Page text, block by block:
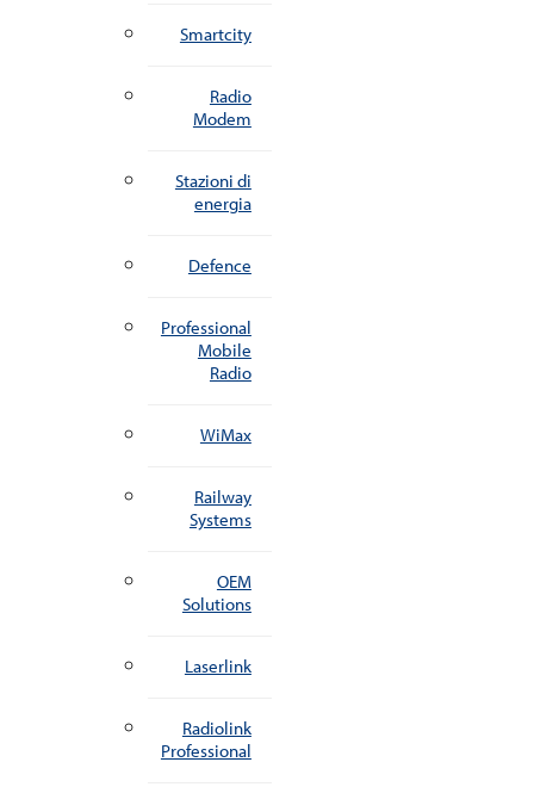
Smartcity
Radio
Modem
Stazioni di
energia
Defence
Professional
Mobile
Radio
WiMax
Railway
Systems
OEM
Solutions
Laserlink
Radiolink
Professional